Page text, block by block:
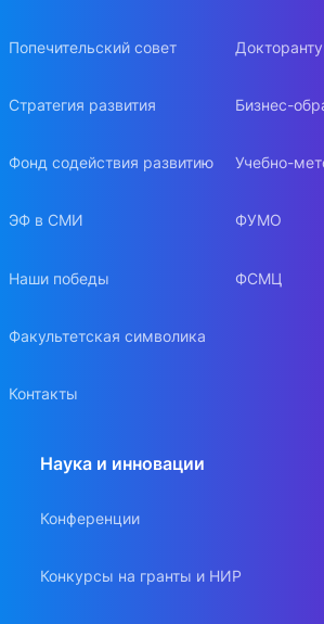
Попечительский совет
Стратегия развития
Фонд содействия развитию
ЭФ в СМИ
Наши победы
Факультетская символика
Контакты
Бизнес-
Учебно-
ФУМО
ФСМЦ
Наука и инновации
Конференции
Конкурсы на гранты и НИР